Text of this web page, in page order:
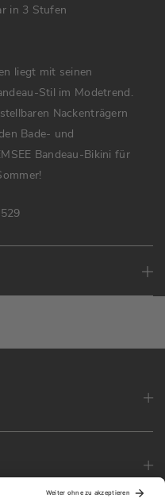
in 3 Stufen
liegt mit seinen
Stil im Modetrend.
Nackenträgern
Bade- und
Bandeau-Bikini für